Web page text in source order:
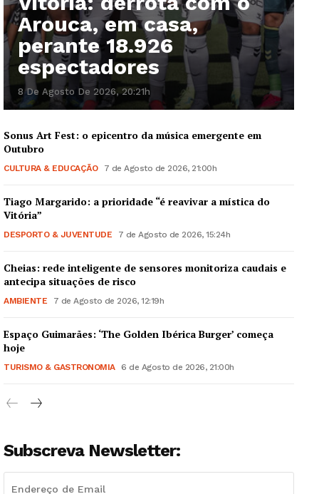
Guimarães, agora!
SUBSCREVA JÁ!
Institucional
Artigos
Grande Entrevista
Publicidade
Arouca, em casa,
perante 18.926
espectadores
8 De Agosto De 2026, 20:21h
Sonus Art Fest: o epicentro da música emergente em
Outubro
CULTURA & EDUCAÇÃO 7 de Agosto de 2026, 21:00h
Tiago Margarido: a prioridade “é reavivar a mística do
Vitória”
DESPORTO & JUVENTUDE 7 de Agosto de 2026, 15:24h
Cheias: rede inteligente de sensores monitoriza caudais e
antecipa situações de risco
AMBIENTE 7 de Agosto de 2026, 12:19h
Espaço Guimarães: ‘The Golden Ibérica Burger’ começa
hoje
TURISMO & GASTRONOMIA 6 de Agosto de 2026, 21:00h
Subscreva Newsletter: